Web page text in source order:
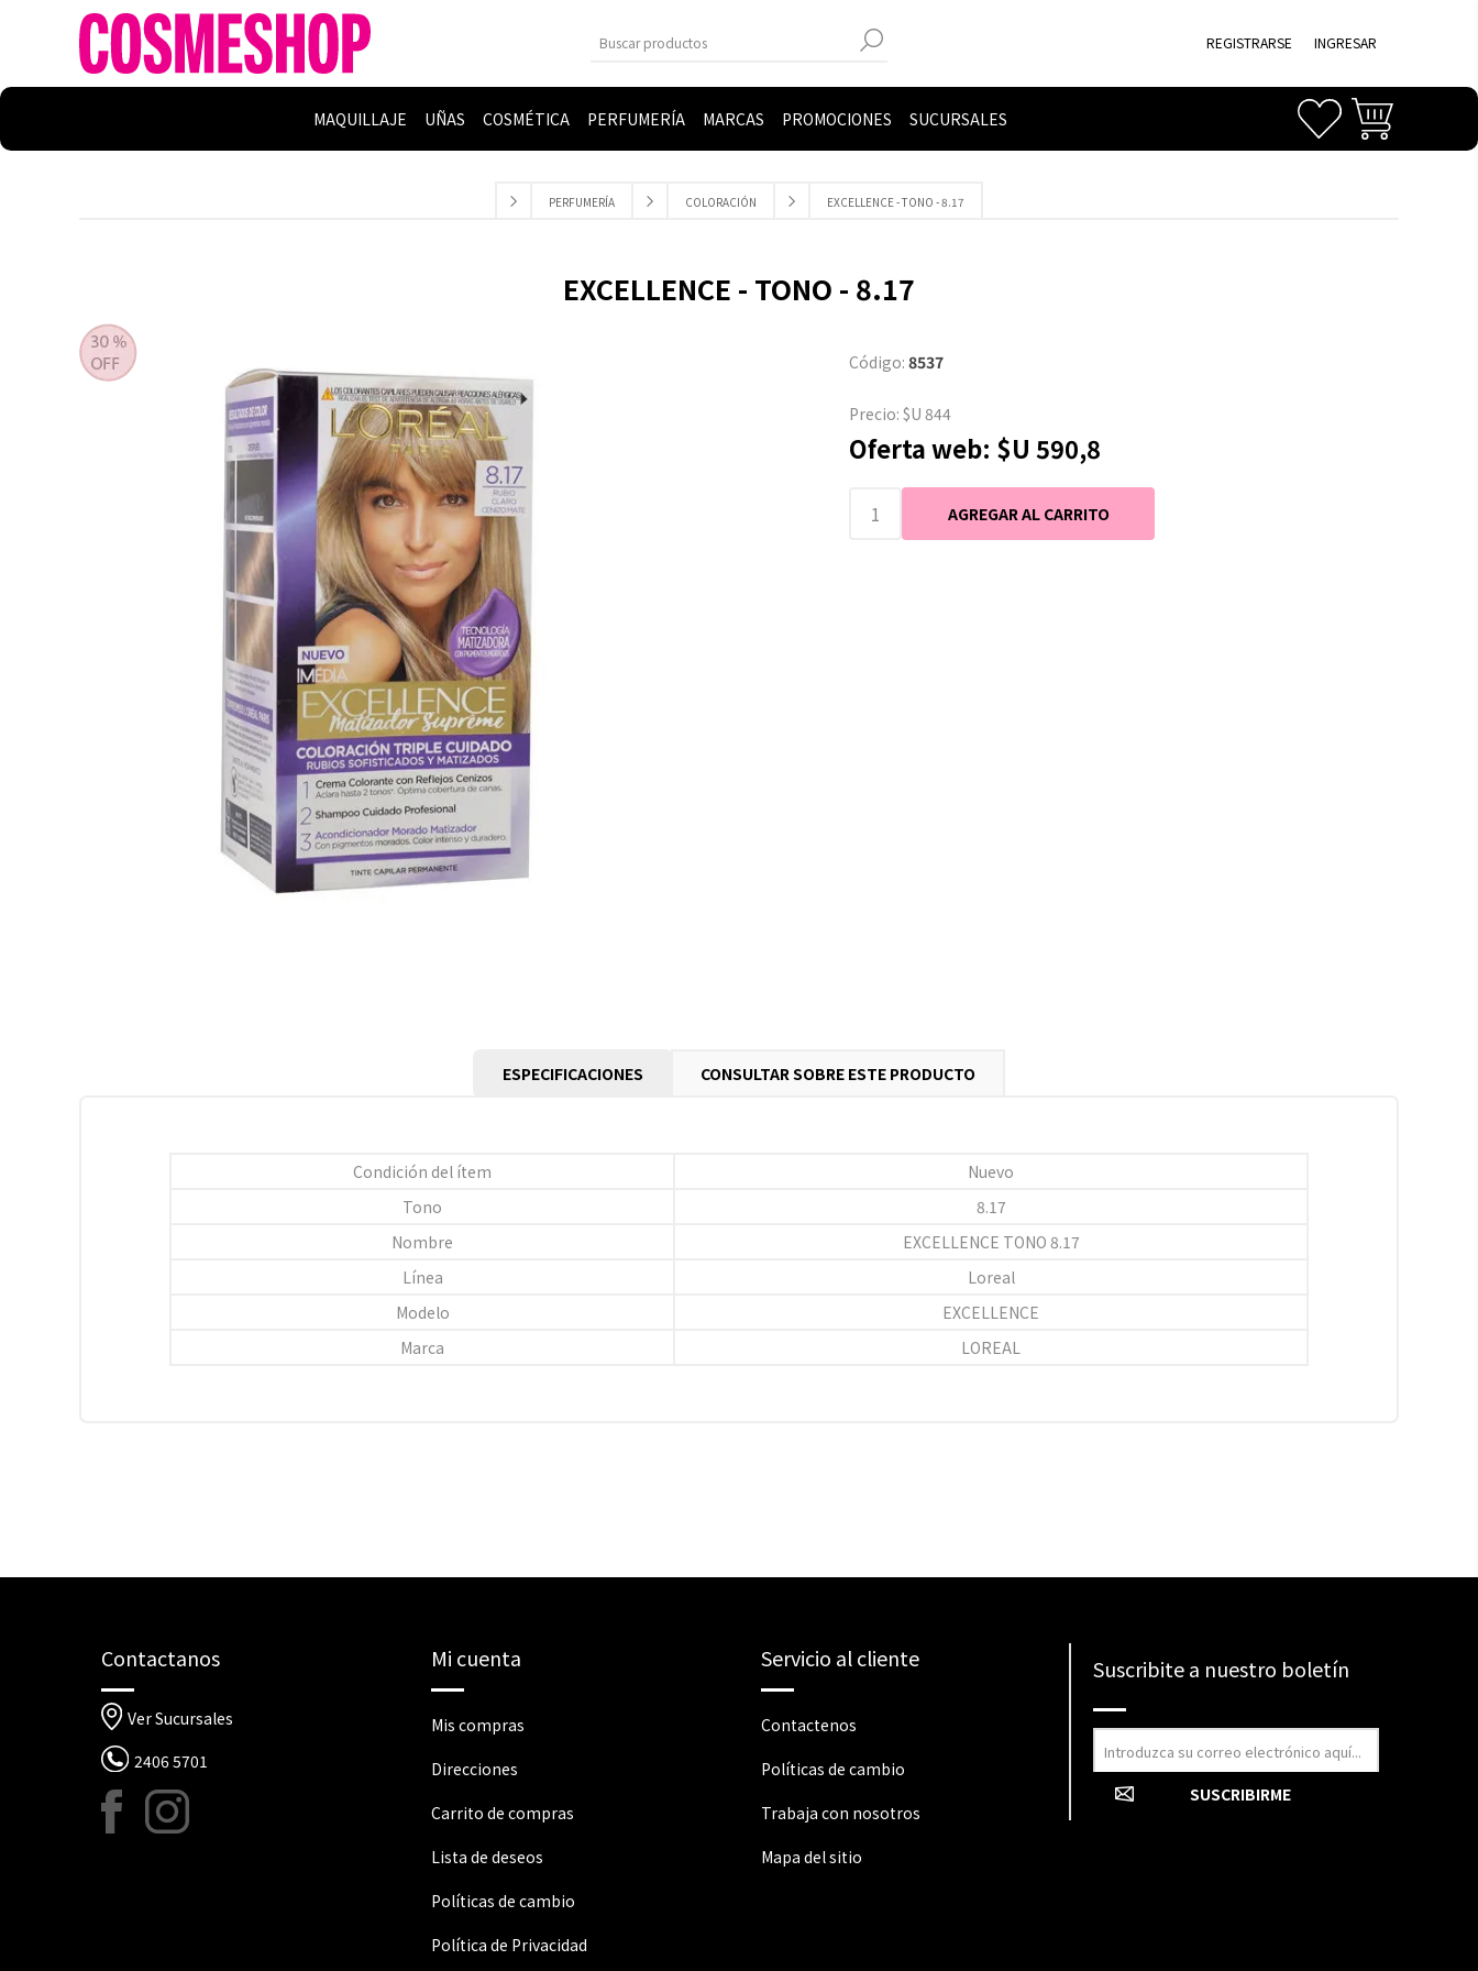
REGISTRARSE INGRESAR
MAQUILLAJE UÑAS COSMÉTICA PERFUMERÍA MARCAS PROMOCIONES SUCURSALES
PERFUMERÍA COLORACIÓN EXCELLENCE - TONO - 8.17
EXCELLENCE - TONO - 8.17
Código: 8537
Precio: $U 844
Oferta web: $U 590,8
ESPECIFICACIONES CONSULTAR SOBRE ESTE PRODUCTO
Condición del ítem
Nuevo
Tono
8.17
Nombre
EXCELLENCE TONO 8.17
Línea
Loreal
Modelo
EXCELLENCE
Marca
LOREAL
Contactanos
Ver Sucursales
2406 5701
Mi cuenta
Mis compras
Direcciones
Carrito de compras
Lista de deseos
Políticas de cambio
Política de Privacidad
Servicio al cliente
Contactenos
Políticas de cambio
Trabaja con nosotros
Mapa del sitio
Suscribite a nuestro boletín